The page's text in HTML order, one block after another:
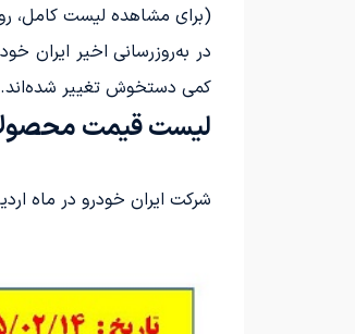
(برای مشاهده لیست کامل،
کمی دستخوش تغییر شده‌اند.
لیست قیمت محصولات
شرکت ایران خودرو در ماه اردیبهشت سال 1405، فهرست قیمت مدل‌های مختلف